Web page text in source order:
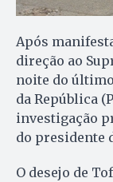
Após
direção ao
noite do
da República
investigação
do presidente
O desejo de